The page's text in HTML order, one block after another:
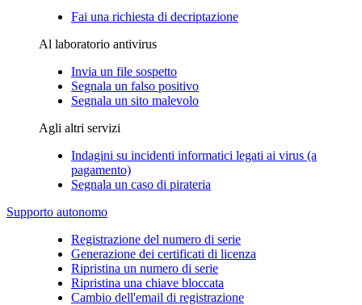
Fai una richiesta di decriptazione
Al laboratorio antivirus
Invia un file sospetto
Segnala un falso positivo
Segnala un sito malevolo
Agli altri servizi
Indagini su incidenti informatici legati ai virus (a
pagamento)
Segnala un caso di pirateria
Supporto autonomo
Registrazione del numero di serie
Generazione dei certificati di licenza
Ripristina un numero di serie
Ripristina una chiave bloccata
Cambio dell'email di registrazione